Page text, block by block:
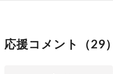
応援コメント（29）